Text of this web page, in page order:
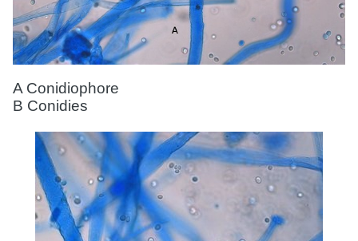
A Conidiophore
B Conidies